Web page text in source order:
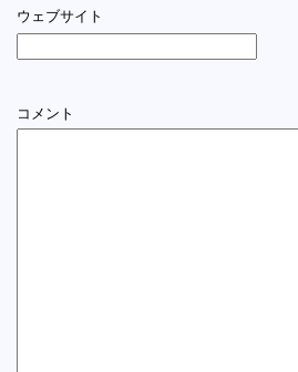
ウェブサイト
コメント